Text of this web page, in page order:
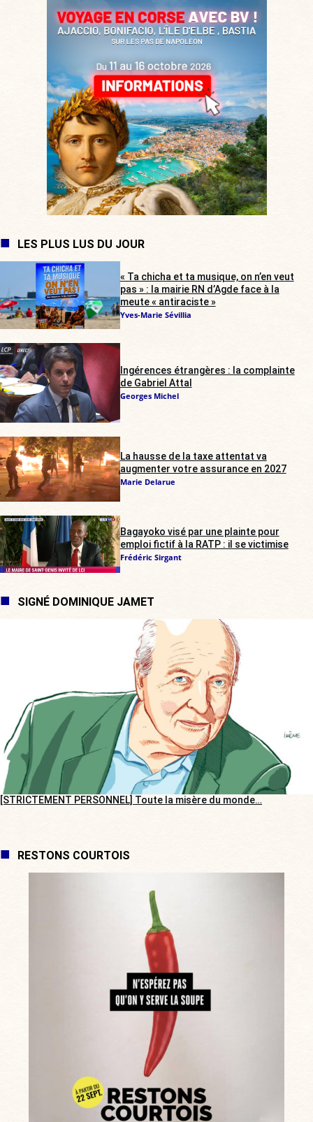
LES PLUS LUS DU JOUR
« Ta chicha et ta musique, on n’en veut
pas » : la mairie RN d’Agde face à la
meute « antiraciste »
Yves-Marie Sévillia
Ingérences étrangères : la complainte
de Gabriel Attal
Georges Michel
La hausse de la taxe attentat va
augmenter votre assurance en 2027
Marie Delarue
Bagayoko visé par une plainte pour
emploi fictif à la RATP : il se victimise
Frédéric Sirgant
SIGNÉ DOMINIQUE JAMET
[STRICTEMENT PERSONNEL] Toute la misère du monde…
RESTONS COURTOIS